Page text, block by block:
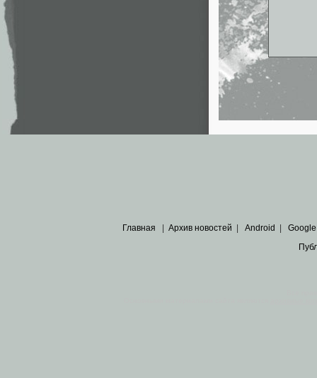
Главная Архив новостей Android Google